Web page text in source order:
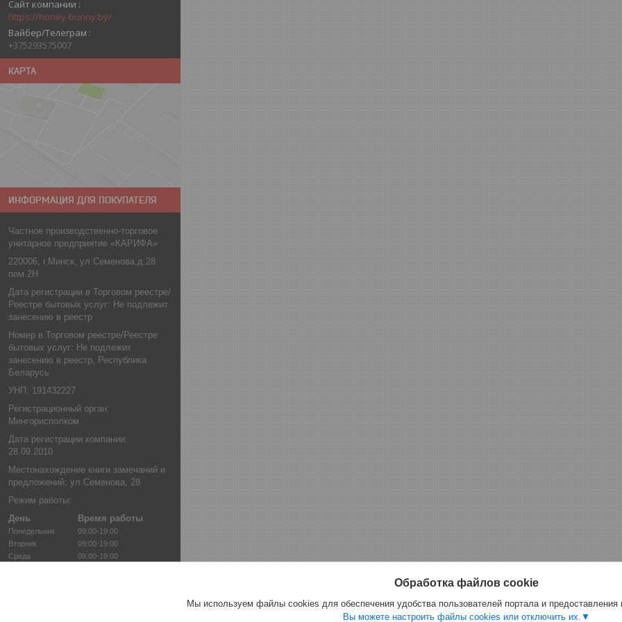
Сайт компании
https://honey-bunny.by/
Вайбер/Телеграм
+375293575007
КАРТА
ИНФОРМАЦИЯ ДЛЯ ПОКУПАТЕЛЯ
Частное производственно-торговое
унитарное предприятие «КАРИФА»
220006, г.Минск, ул.Семенова,д.28
пом.2Н
Дата регистрации в Торговом реестре/
Реестре бытовых услуг: Не подлежит
занесению в реестр
Номер в Торговом реестре/Реестре
бытовых услуг: Не подлежит
занесению в реестр, Республика
Беларусь
УНП: 191432227
Регистрационный орган:
Мингорисполком
Дата регистрации компании:
28.09.2010
Местонахождение книги замечаний и
предложений: ул.Семенова, 28
Режим работы:
День
Время работы
Понедельник
09:00-19:00
Вторник
09:00-19:00
Среда
09:00-19:00
Обработка файлов cookie
Мы используем файлы cookies для обеспечения удобства пользователей портала и
Вы можете настроить файлы cookies или отключить их.